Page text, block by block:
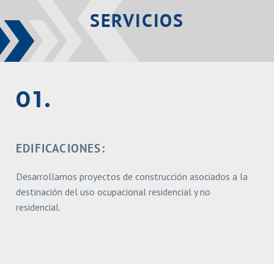
SERVICIOS
01.
EDIFICACIONES:
Desarrollamos proyectos de construcción asociados a la
destinación del uso ocupacional residencial y no
residencial.